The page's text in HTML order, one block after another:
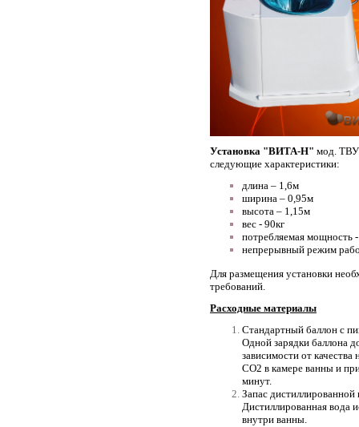
Установка "ВИТА-Н" мод.
следующие характеристики:
длина – 1,6м
ширина – 0,95м
высота – 1,15м
вес - 90кг
потребляемая мощность
непрерывный режим
Для размещения установки
требований.
Расходные материалы
Стандартный баллон с
Одной зарядки баллона
зависимости от
СО2 в камере ванны и
минут.
Запас
Дистиллированная вода
внутри ванны.